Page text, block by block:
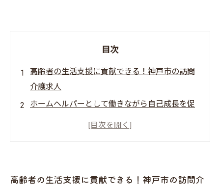
目次
高齢者の生活支援に貢献できる！神戸市の訪問
介護求人
ホームヘルパーとして働きながら自己成長を促
度あり
高齢者の生活支援に貢献できる！神戸市の訪問介